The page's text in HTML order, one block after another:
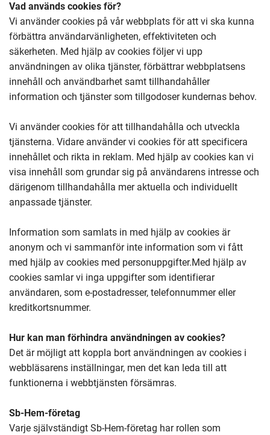
Vad används cookies för?
Vi använder cookies på vår webbplats för att vi ska kunna
förbättra användarvänligheten, effektiviteten och
säkerheten. Med hjälp av cookies följer vi upp
användningen av olika tjänster, förbättrar webbplatsens
innehåll och användbarhet samt tillhandahåller
information och tjänster som tillgodoser kundernas behov.
Vi använder cookies för att tillhandahålla och utveckla
tjänsterna. Vidare använder vi cookies för att specificera
innehållet och rikta in reklam. Med hjälp av cookies kan vi
visa innehåll som grundar sig på användarens intresse och
därigenom tillhandahålla mer aktuella och individuellt
anpassade tjänster.
Information som samlats in med hjälp av cookies är
anonym och vi sammanför inte information som vi fått
med hjälp av cookies med personuppgifter.Med hjälp av
cookies samlar vi inga uppgifter som identifierar
användaren, som e-postadresser, telefonnummer eller
kreditkortsnummer.
Hur kan man förhindra användningen av cookies?
Det är möjligt att koppla bort användningen av cookies i
webbläsarens inställningar, men det kan leda till att
funktionerna i webbtjänsten försämras.
Sb-Hem-företag
Varje självständigt Sb-Hem-företag har rollen som